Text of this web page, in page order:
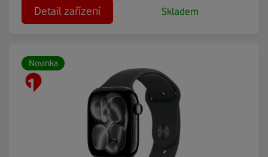
Detail zařízení Skladem
Novinka